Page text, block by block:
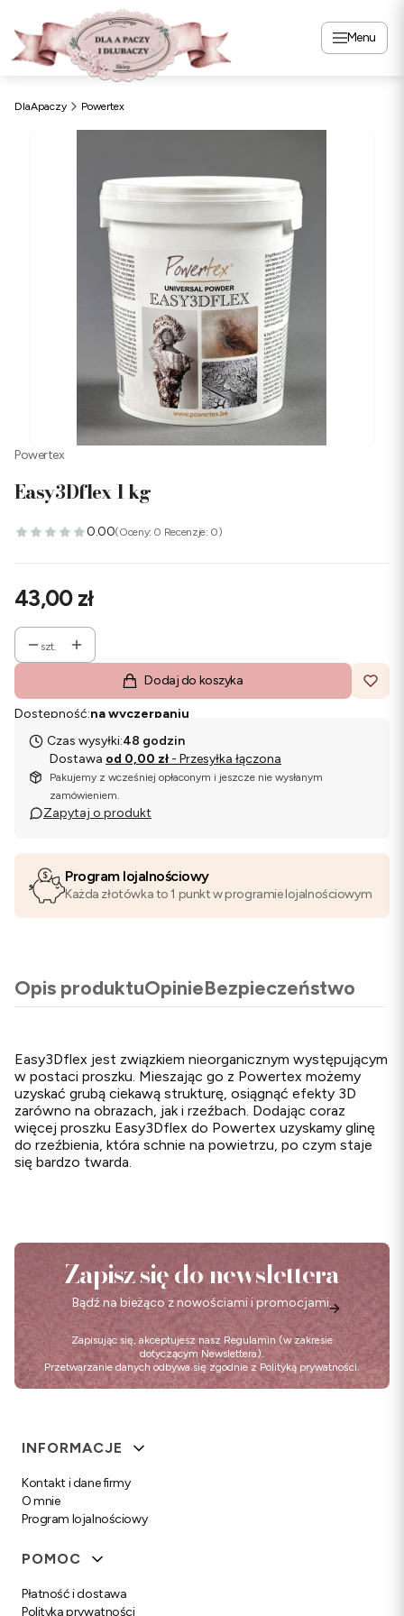
Menu
DlaApaczy Powertex
Powertex
Easy3Dflex 1 kg
0.00(Oceny: 0 Recenzje: 0)
Cena
43,00 zł
szt.
Dodaj do koszyka
Dostępność:na wyczerpaniu
Czas wysyłki:48 godzin
Dostawa od 0,00 zł - Przesyłka łączona
Pakujemy z wcześniej opłaconym i jeszcze nie wysłanym
zamówieniem.
Zapytaj o produkt
Program lojalnościowy
Każda złotówka to 1 punkt w programie lojalnościowym
Opis produktuOpinieBezpieczeństwo
Easy3Dflex jest związkiem nieorganicznym występującym
w postaci proszku. Mieszając go z Powertex możemy
uzyskać grubą ciekawą strukturę, osiągnąć efekty 3D
zarówno na obrazach, jak i rzeźbach. Dodając coraz
więcej proszku Easy3Dflex do Powertex uzyskamy glinę
do rzeźbienia, która schnie na powietrzu, po czym staje
się bardzo twarda.
Zapisz się do newslettera
Bądź na bieżąco z nowościami i promocjami.
Zapisując się, akceptujesz nasz Regulamin (w zakresie
dotyczącym Newslettera).
Przetwarzanie danych odbywa się zgodnie z Polityką prywatności.
Linki w stopce
INFORMACJE
Kontakt i dane firmy
O mnie
Program lojalnościowy
POMOC
Płatność i dostawa
Polityka prywatności